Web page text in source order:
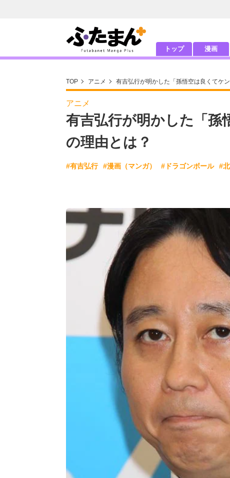
トップ 漫画
TOP アニメ 有吉弘行が明かした「孫悟空は良くてケ
アニメ
有吉弘行が明かした「孫
の理由とは？
#有吉弘行 #漫画（マンガ） #ドラゴンボール #